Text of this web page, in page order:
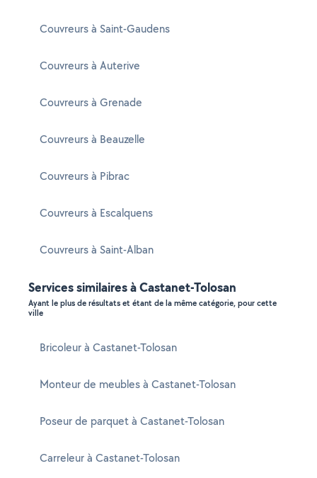
Couvreurs à Saint-Gaudens
Couvreurs à Auterive
Couvreurs à Grenade
Couvreurs à Beauzelle
Couvreurs à Pibrac
Couvreurs à Escalquens
Couvreurs à Saint-Alban
Services similaires à Castanet-Tolosan
Ayant le plus de résultats et étant de la même catégorie, pour cette
ville
Bricoleur à Castanet-Tolosan
Monteur de meubles à Castanet-Tolosan
Poseur de parquet à Castanet-Tolosan
Carreleur à Castanet-Tolosan